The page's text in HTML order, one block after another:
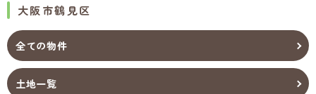
大阪市鶴見区
全ての物件
土地一覧